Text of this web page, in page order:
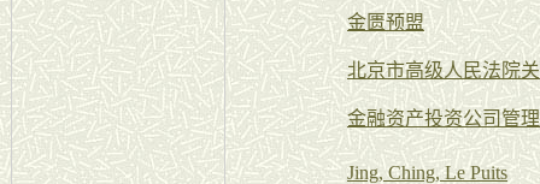
金匮预盟
北京市高级人民法院
金融资产投资公司管
Jing, Ching, Le Puits